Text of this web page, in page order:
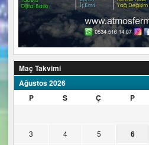
Maç Takvimi
Ağustos 2026
P
S Ç P
3
4 5 6